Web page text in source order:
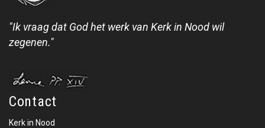
"Ik vraag dat God het werk van Kerk in Nood wil
zegenen."
Contact
Kerk in Nood